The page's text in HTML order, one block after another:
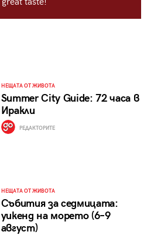
taste!
НЕЩАТА ОТ ЖИВОТА
Summer City Guide: 72 часа в
Иракли
РЕДАКТОРИТЕ
НЕЩАТА ОТ ЖИВОТА
Събития за седмицата:
уикенд на морето (6–9
август)